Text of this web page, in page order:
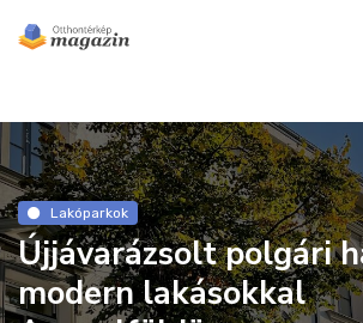
Lakóparkok
Újjávarázsolt polgári
modern lakásokkal